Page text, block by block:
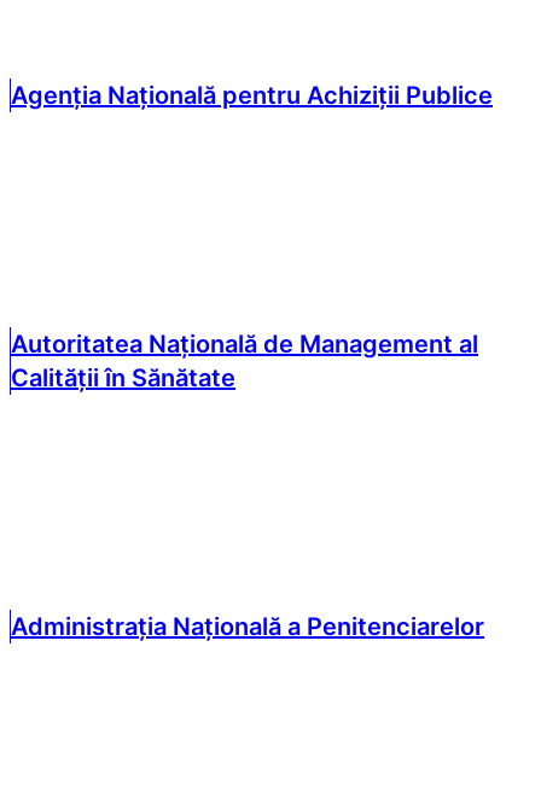
Agenția Națională pentru Achiziții Publice
Autoritatea Națională de Management al
Calității în Sănătate
Administrația Națională a Penitenciarelor